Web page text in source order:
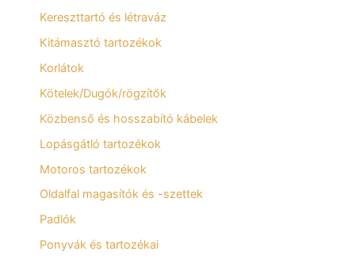
Kereszttartó és létraváz
Kitámasztó tartozékok
Korlátok
Kötelek/Dugók/rögzítők
Közbenső és hosszabító kábelek
Lopásgátló tartozékok
Motoros tartozékok
Oldalfal magasítók és -szettek
Padlók
Ponyvák és tartozékai